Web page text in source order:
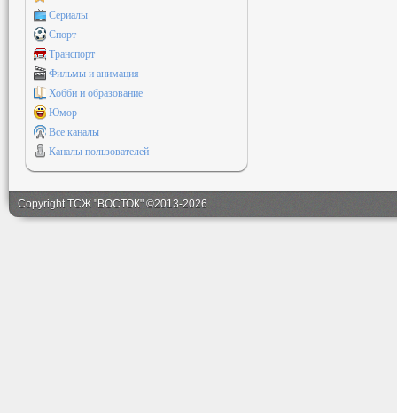
Сериалы
Спорт
Транспорт
Фильмы и анимация
Хобби и образование
Юмор
Все каналы
Каналы пользователей
Copyright ТСЖ "ВОСТОК" ©2013-2026